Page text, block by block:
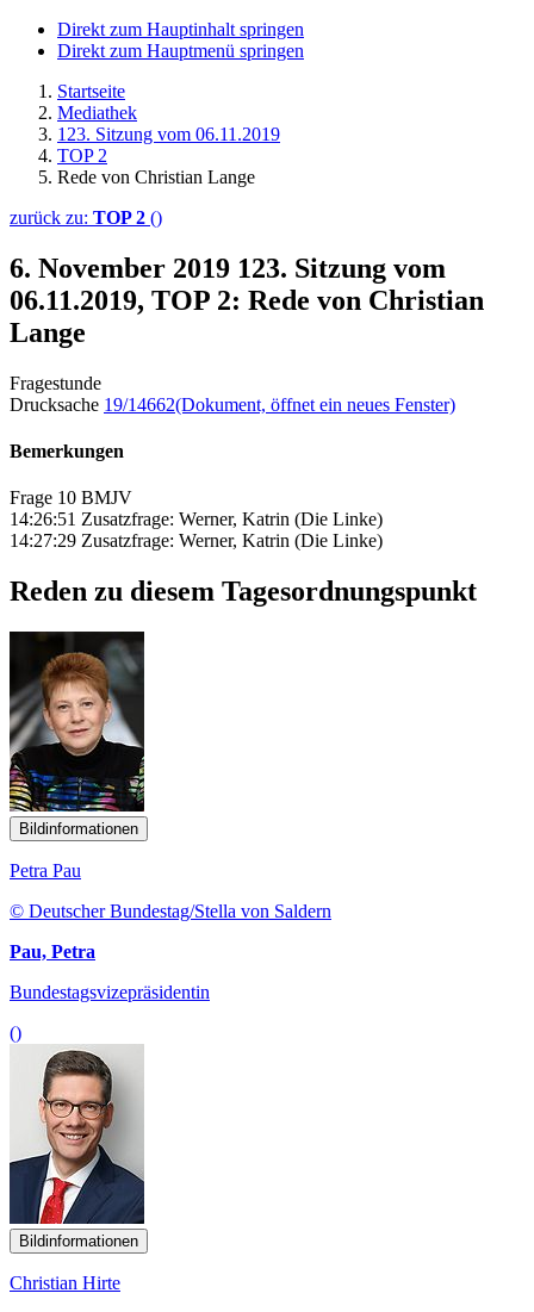
Direkt zum Hauptinhalt springen
Direkt zum Hauptmenü springen
Startseite
Mediathek
123. Sitzung vom 06.11.2019
TOP 2
Rede von Christian Lange
zurück zu: TOP 2 ()
6. November 2019 123. Sitzung vom
06.11.2019, TOP 2: Rede von Christian
Lange
Fragestunde
Drucksache 19/14662(Dokument, öffnet ein neues Fenster)
Bemerkungen
Frage 10 BMJV
14:26:51 Zusatzfrage: Werner, Katrin (Die Linke)
14:27:29 Zusatzfrage: Werner, Katrin (Die Linke)
Reden zu diesem Tagesordnungspunkt
Bildinformationen
Petra Pau
© Deutscher Bundestag/Stella von Saldern
Pau, Petra
Bundestagsvizepräsidentin
()
Bildinformationen
Christian Hirte